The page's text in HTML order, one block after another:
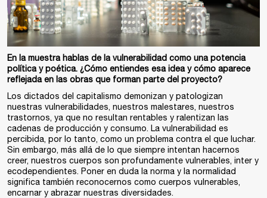
En la muestra hablas de la vulnerabilidad como una potencia
política y poética. ¿Cómo entiendes esa idea y cómo aparece
reflejada en las obras que forman parte del proyecto?
Los dictados del capitalismo demonizan y patologizan
nuestras vulnerabilidades, nuestros malestares, nuestros
trastornos, ya que no resultan rentables y ralentizan las
cadenas de producción y consumo. La vulnerabilidad es
percibida, por lo tanto, como un problema contra el que luchar.
Sin embargo, más allá de lo que siempre intentan hacernos
creer, nuestros cuerpos son profundamente vulnerables, inter y
ecodependientes. Poner en duda la norma y la normalidad
significa también reconocernos como cuerpos vulnerables,
encarnar y abrazar nuestras diversidades.